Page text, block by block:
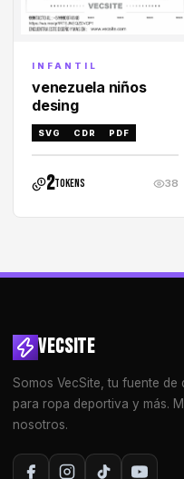
INFANTIL
venezuela niños
desing
SVG CDR PDF
2tokens 38
VECSITE
Somos VecSite, tu fuente
para ropa deportiva y más.
nosotros.